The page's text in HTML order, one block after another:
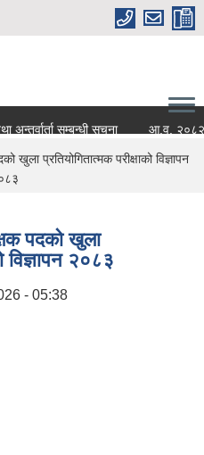
सम्बन्धी सूचना
आ.व. २०८२/०८३
खुला प्रतियोगितात्मक परीक्षाको विज्ञापन
पदको खुला
विज्ञापन २०८३
- 05:38